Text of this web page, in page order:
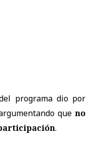
programa dio por
que no
.